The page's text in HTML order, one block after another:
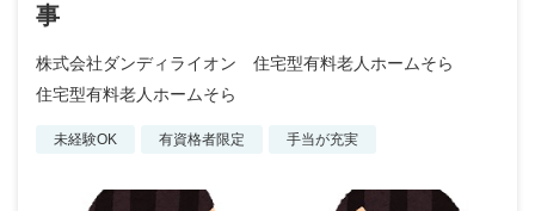
事
株式会社ダンディライオン 住宅型有料老人ホームそら
住宅型有料老人ホームそら
未経験OK 有資格者限定 手当が充実